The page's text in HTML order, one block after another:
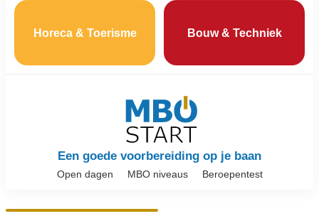
Horeca & Toerisme Bouw & Techniek
Een goede voorbereiding op je baan
Open dagen MBO niveaus Beroepentest